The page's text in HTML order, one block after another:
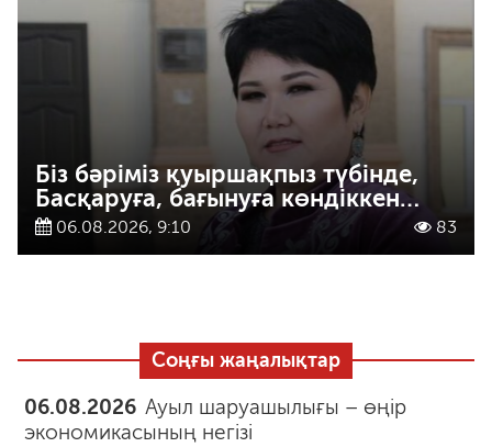
Біз бәріміз қуыршақпыз түбінде,
Басқаруға, бағынуға көндіккен…
06.08.2026, 9:10 83
Соңғы жаңалықтар
06.08.2026 Ауыл шаруашылығы – өңір
экономикасының негізі